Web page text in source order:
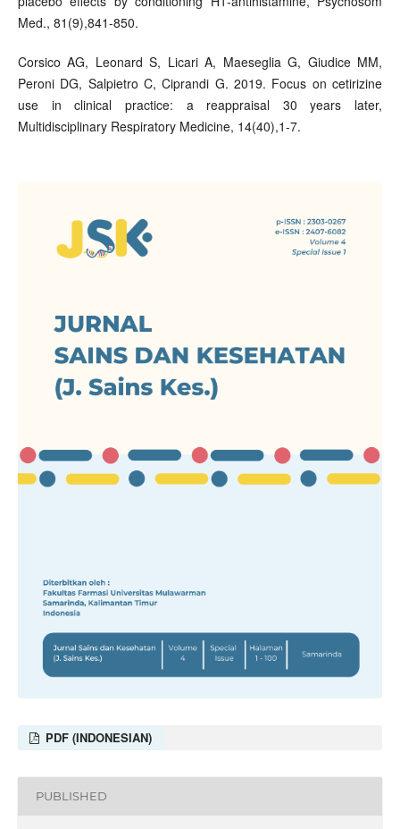
Med., 81(9),841-850.
Corsico AG, Leonard S, Licari A, Maeseglia G, Giudice MM,
Peroni DG, Salpietro C, Ciprandi G. 2019. Focus on cetirizine
use in clinical practice: a reappraisal 30 years later,
Multidisciplinary Respiratory Medicine, 14(40),1-7.
PDF (INDONESIAN)
PUBLISHED